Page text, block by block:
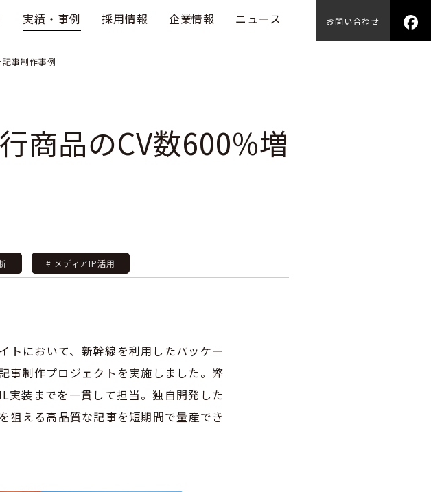
実績・事例 採用情報 企業情報 ニュース お問い合わせ
事制作事例
商品のCV数600%増
# メディアIP活用
トにおいて、新幹線を利用したパッケー
事制作プロジェクトを実施しました。弊
実装までを一貫して担当。独自開発した
狙える高品質な記事を短期間で量産でき